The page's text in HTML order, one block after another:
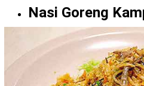
Nasi Goreng